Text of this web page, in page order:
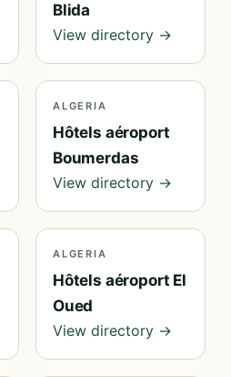
Blida
View directory →
ALGERIA
Hôtels aéroport
Boumerdas
View directory →
ALGERIA
Hôtels aéroport El
Oued
View directory →